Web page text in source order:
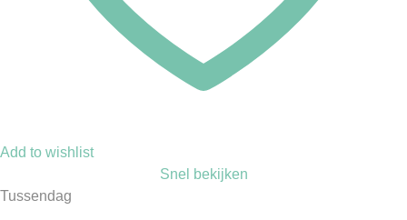
Add to wishlist
Snel bekijken
Tussendag